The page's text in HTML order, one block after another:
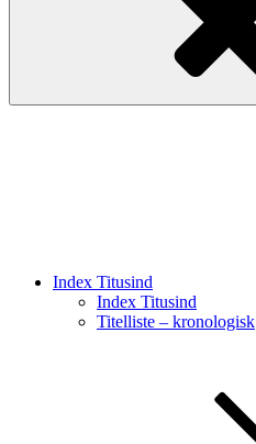
Index Titusind
Index Titusind
Titelliste – kronologisk